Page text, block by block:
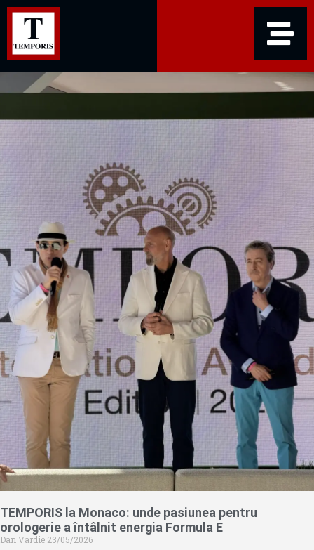
TEMPORIS la Monaco: unde pasiunea pentru
orologerie a întâlnit energia Formula E
Dan Vardie 23/05/2026